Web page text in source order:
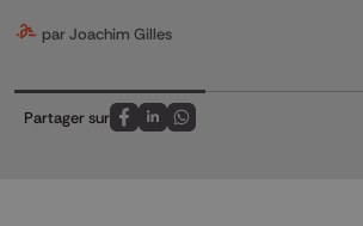
par Joachim Gilles
Partager sur
Partagez sur FaceBook
Partagez sur LinkedIn
Partagez sur Whatsapp